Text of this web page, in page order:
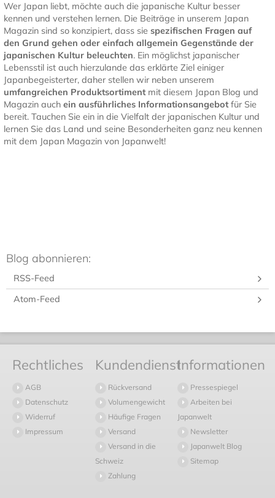
Wer Japan liebt, möchte auch die japanische Kultur besser
kennen und verstehen lernen. Die Beiträge in unserem Japan
Magazin sind so konzipiert, dass sie spezifischen Fragen auf
den Grund gehen oder einfach allgemein Gegenstände der
japanischen Kulturbeleuchten. Ein möglichst japanischer
Lebensstil ist auch hierzulande das erklärte Ziel einiger
Japanbegeisterter, daher stellen wir neben unserem
umfangreichen Produktsortimentmit diesem Japan Blog und
Magazin auch ein ausführliches Informationsangebotfür Sie
bereit. Tauchen Sie ein in die Vielfalt der japanischen Kultur und
lernen Sie das Land und seine Besonderheiten ganz neu kennen
mit dem Japan Magazin von Japanwelt!
Blog abonnieren:
RSS-Feed
Atom-Feed
Rechtliches
AGB
Datenschutz
Widerruf
Impressum
Kundendienst
Rückversand
Volumengewicht
Häufige Fragen
Versand
Versand in die
Schweiz
Zahlung
Informationen
Pressespiegel
Arbeiten bei
Japanwelt
Newsletter
Japanwelt Blog
Sitemap